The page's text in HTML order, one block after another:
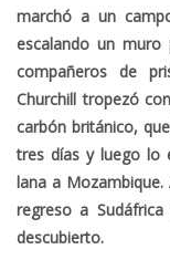
marchó a un
escalando un
compañeros de
Churchill tropezó
carbón británico,
tres días y luego lo
lana a
regreso a
descubierto.